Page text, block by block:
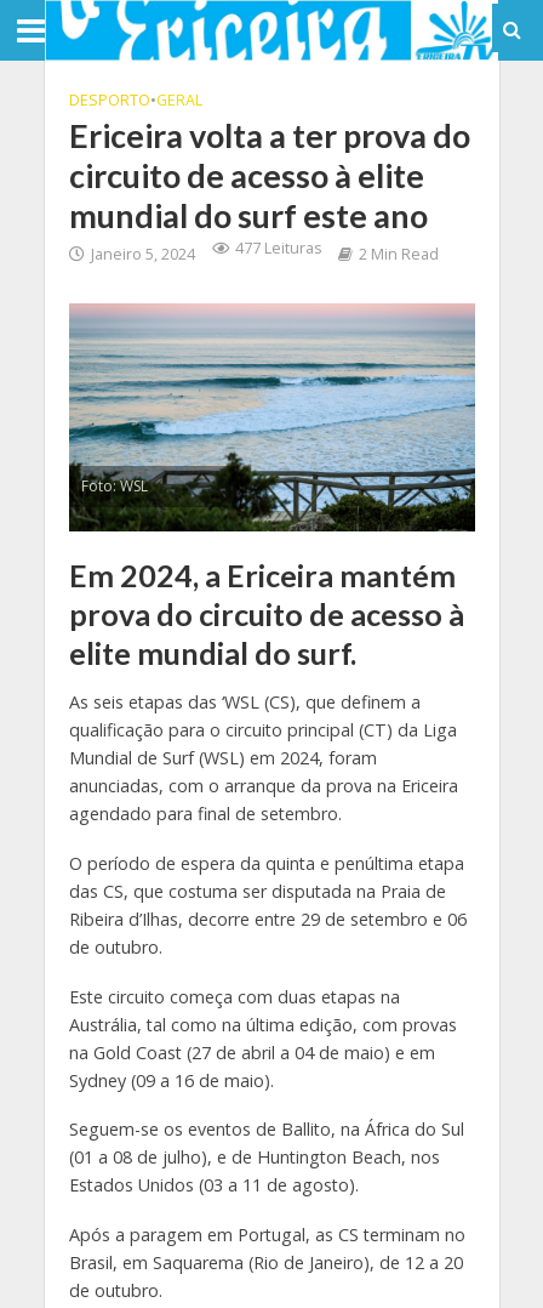
DESPORTO•GERAL
Ericeira volta a ter prova do
circuito de acesso à elite
mundial do surf este ano
Janeiro 5, 2024 477 Leituras 2 Min Read
Foto: WSL
Em 2024, a Ericeira mantém
prova do circuito de acesso à
elite mundial do surf.
As seis etapas das ‘WSL (CS), que definem a
qualificação para o circuito principal (CT) da Liga
Mundial de Surf (WSL) em 2024, foram
anunciadas, com o arranque da prova na Ericeira
agendado para final de setembro.
O período de espera da quinta e penúltima etapa
das CS, que costuma ser disputada na Praia de
Ribeira d’Ilhas, decorre entre 29 de setembro e 06
de outubro.
Este circuito começa com duas etapas na
Austrália, tal como na última edição, com provas
na Gold Coast (27 de abril a 04 de maio) e em
Sydney (09 a 16 de maio).
Seguem-se os eventos de Ballito, na África do Sul
(01 a 08 de julho), e de Huntington Beach, nos
Estados Unidos (03 a 11 de agosto).
Após a paragem em Portugal, as CS terminam no
Brasil, em Saquarema (Rio de Janeiro), de 12 a 20
de outubro.